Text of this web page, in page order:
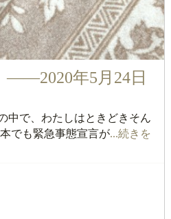
年5月24日
で、わたしはときどきそん
でも緊急事態宣言が...続きを